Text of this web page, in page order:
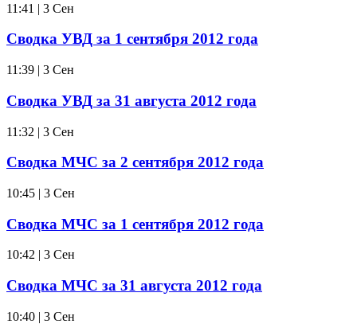
11:41 | 3 Сен
Сводка УВД за 1 сентября 2012 года
11:39 | 3 Сен
Сводка УВД за 31 августа 2012 года
11:32 | 3 Сен
Сводка МЧС за 2 сентября 2012 года
10:45 | 3 Сен
Сводка МЧС за 1 сентября 2012 года
10:42 | 3 Сен
Сводка МЧС за 31 августа 2012 года
10:40 | 3 Сен